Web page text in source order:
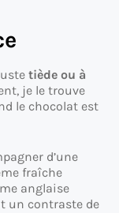
tiède ou à
je le trouve
le chocolat est
d’une
fraîche
anglaise
un contraste de